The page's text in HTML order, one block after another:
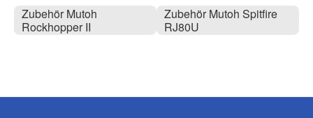
Zubehör Mutoh
Rockhopper II
Zubehör Mutoh Spitfire
RJ80U